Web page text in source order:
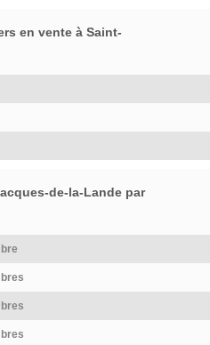
en vente à Saint-
de-la-Lande par